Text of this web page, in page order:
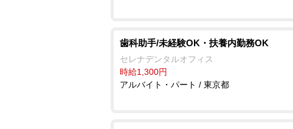
歯科助手/未経験OK・扶養内勤務OK
セレナデンタルオフィス
時給1,300円
アルバイト・パート / 東京都